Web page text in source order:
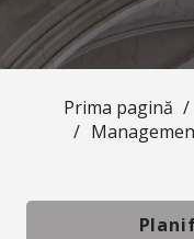
Prima pagină /
/